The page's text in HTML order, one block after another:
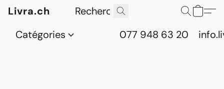
Livra.ch
Catégories
077 948 63 20